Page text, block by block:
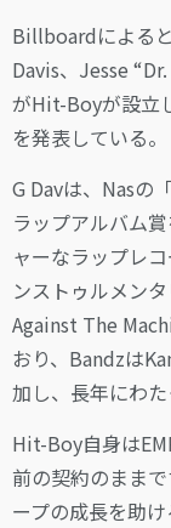
Billboardによる
Davis、Jesse
がHit-Boyが設立
を発表している。
G Davは、Nasの
ラップアルバム
ャーなラップレ
ンストゥルメン
Against The
おり、Bandzは
加し、長年にわ
Hit-Boy自身は
前の契約のまま
ープの成長を助